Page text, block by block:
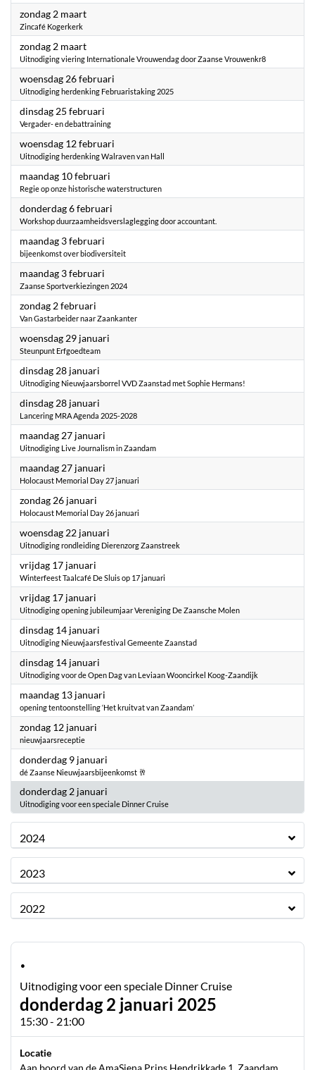
zondag 2 maart2025
Zincafé Kogerkerk
zondag 2 maart2025
Uitnodiging viering Internationale Vrouwendag door Zaanse Vrouwenkr8
woensdag 26 februari
Uitnodiging herdenking Februaristaking 2025
dinsdag 25 februari
Vergader- en debattraining
woensdag 12 februari
Uitnodiging herdenking Walraven van Hall
maandag 10 februari
Regie op onze historische waterstructuren
donderdag 6 februari
Workshop duurzaamheidsverslaglegging door accountant.
maandag 3 februari
bijeenkomst over biodiversiteit
maandag 3 februari
Zaanse Sportverkiezingen 2024
zondag 2 februari
Van Gastarbeider naar Zaankanter
woensdag 29 januari
Steunpunt Erfgoedteam
dinsdag 28 januari
Uitnodiging Nieuwjaarsborrel VVD Zaanstad met Sophie Hermans!
dinsdag 28 januari
Lancering MRA Agenda 2025-2028
maandag 27 januari
Uitnodiging Live Journalism in Zaandam
maandag 27 januari
Holocaust Memorial Day 27 januari
zondag 26 januari
Holocaust Memorial Day 26 januari
woensdag 22 januari
Uitnodiging rondleiding Dierenzorg Zaanstreek
vrijdag 17 januari
Winterfeest Taalcafé De Sluis op 17 januari
vrijdag 17 januari
Uitnodiging opening jubileumjaar Vereniging De Zaansche Molen
dinsdag 14 januari
Uitnodiging Nieuwjaarsfestival Gemeente Zaanstad
dinsdag 14 januari
Uitnodiging voor de Open Dag van Leviaan Wooncirkel Koog-Zaandijk
maandag 13 januari
opening tentoonstelling ‘Het kruitvat van Zaandam’
zondag 12 januari
nieuwjaarsreceptie
donderdag 9 januari
dé Zaanse Nieuwjaarsbijeenkomst 🥂
donderdag 2 januari
Uitnodiging voor een speciale Dinner Cruise
2024
2023
2022
·
Uitnodiging voor een speciale Dinner Cruise
donderdag 2 januari 2025
15:30 - 21:00
Locatie
Aan boord van de AmaSiena Prins Hendrikkade 1, Zaandam